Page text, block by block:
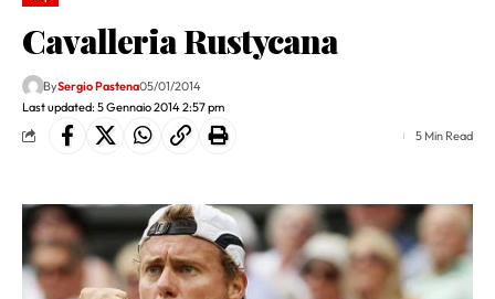
Cavalleria Rustycana
Last updated: 5 Gennaio 2014 2:57 pm
BySergio Pastena05/01/2014
5 Min Read